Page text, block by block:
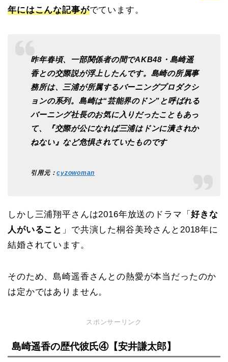
年にはこんな記事がでています。
昨年春頃、一部関係者の間でAKB48・島崎遥
香との交際説が浮上したんです。島崎の所属事
務所は、三浦が所属するバーニングプロダクシ
ョンの系列。島崎は“芸能界のドン”と呼ばれる
バーニング社長のお気に入りだったこともあっ
て、『交際が公になれば三浦はドンに潰されか
ねない』など危惧されていたものです
引用元：cyzowoman
しかし三浦翔平さんは2016年放送のドラマ「好きな
人がいること 」で共演した桐谷美玲さんと2018年に
結婚されています。
そのため、島崎遥香さんとの熱愛が本当だったのか
は定かではありません。
スポンサーリンク
島崎遥香の歴代彼氏④【安井謙太郎】